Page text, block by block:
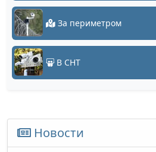
За периметром
В СНТ
Новости